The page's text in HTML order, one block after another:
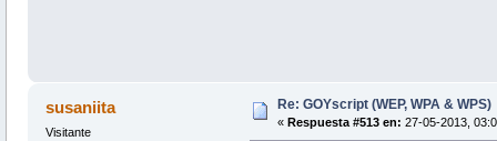
susaniita
Visitante
Re: GOYscript (WEP, WPA & WPS)
« Respuesta #513 en: 27-05-2013,